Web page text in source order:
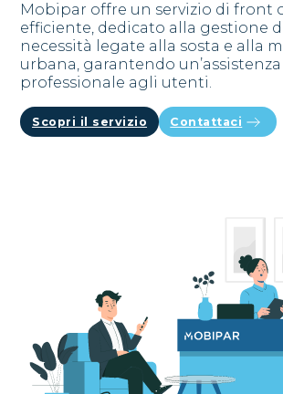
Mobipar offre un servizio di front
efficiente, dedicato alla gestione
necessità legate alla sosta e alla
urbana, garantendo
professionale agli utenti.
Scopri il servizio Contattaci